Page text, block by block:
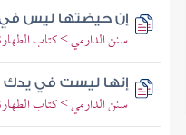
إن حيضتها ليس في
سنن الدارمي > كتاب
إنها ليست في يدك
سنن الدارمي > كتاب